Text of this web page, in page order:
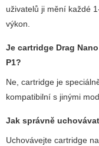
uživatelů ji mění každé
výkon.
Je cartridge Drag
P1?
Ne, cartridge je
kompatibilní s jinými
Jak správně
Uchovávejte cartridge